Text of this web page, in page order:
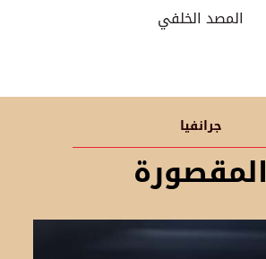
المصد الخلفي
جرانفيا
المقصورة